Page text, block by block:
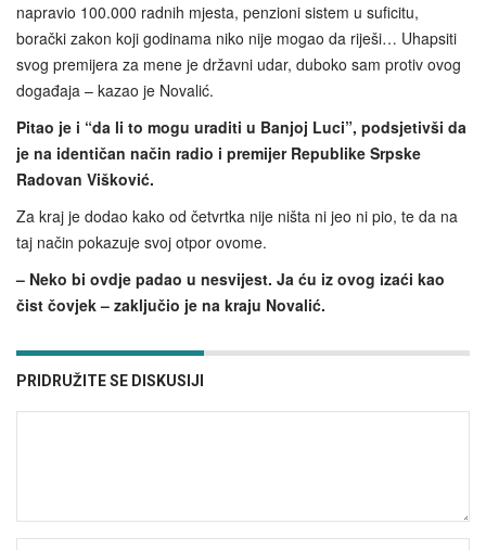
napravio 100.000 radnih mjesta, penzioni sistem u suficitu,
borački zakon koji godinama niko nije mogao da riješi… Uhapsiti
svog premijera za mene je državni udar, duboko sam protiv ovog
događaja – kazao je Novalić.
Pitao je i “da li to mogu uraditi u Banjoj Luci”, podsjetivši da
je na identičan način radio i premijer Republike Srpske
Radovan Višković.
Za kraj je dodao kako od četvrtka nije ništa ni jeo ni pio, te da na
taj način pokazuje svoj otpor ovome.
– Neko bi ovdje padao u nesvijest. Ja ću iz ovog izaći kao
čist čovjek – zaključio je na kraju Novalić.
PRIDRUŽITE SE DISKUSIJI